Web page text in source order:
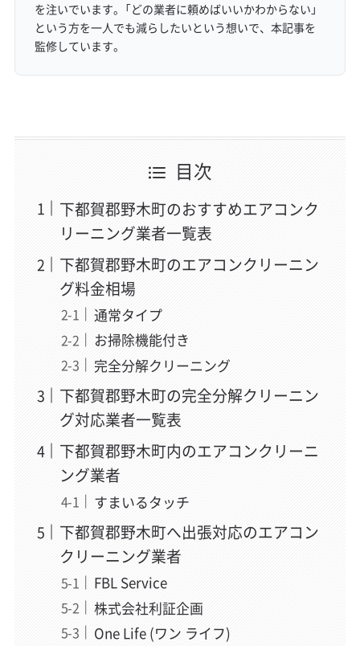
を注いでいます。「どの業者に頼めばいいかわからない」
という方を一人でも減らしたいという想いで、本記事を
監修しています。
目次
下都賀郡野木町のおすすめエアコンク
リーニング業者一覧表
下都賀郡野木町のエアコンクリーニン
グ料金相場
通常タイプ
お掃除機能付き
完全分解クリーニング
下都賀郡野木町の完全分解クリーニン
グ対応業者一覧表
下都賀郡野木町内のエアコンクリーニ
ング業者
すまいるタッチ
下都賀郡野木町へ出張対応のエアコン
クリーニング業者
FBL Service
株式会社利証企画
One Life (ワン ライフ)